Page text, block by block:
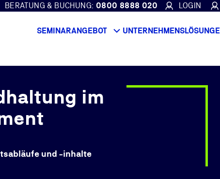
BERATUNG & BUCHUNG: 0800 8888 020 LOGIN
SEMINARANGEBOT
im
und -inhalte